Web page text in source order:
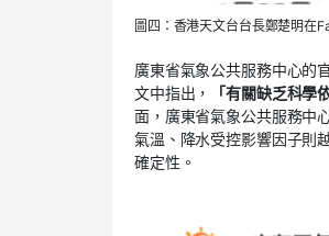
圖四：香港天文台台長鄭楚明在
廣東省氣象公共服務中心的
文中指出，
「有關缺乏科學
面，廣東省氣象公共服務中
氣溫、降水受控影響因子則
確定性。